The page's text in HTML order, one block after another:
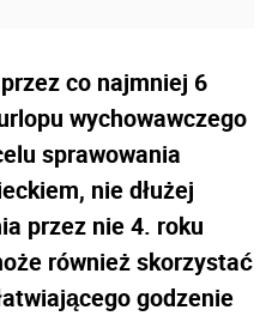
co najmniej 6
wychowawczego
sprawowania
nie dłużej
przez nie 4. roku
również skorzystać
godzenie